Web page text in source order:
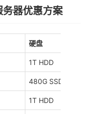
器优惠方案
硬盘
1T HDD
480G SSD
1T HDD